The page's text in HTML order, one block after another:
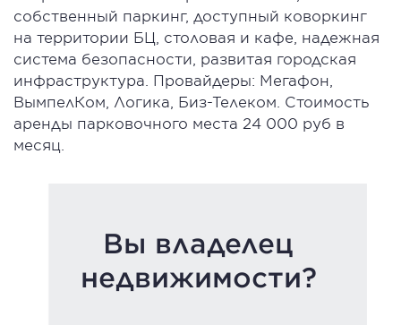
собственный паркинг, доступный коворкинг
на территории БЦ, столовая и кафе, надежная
система безопасности, развитая городская
инфраструктура. Провайдеры: Мегафон,
ВымпелКом, Логика, Биз-Телеком. Стоимость
аренды парковочного места 24 000 руб в
месяц.
Вы владелец
недвижимости?